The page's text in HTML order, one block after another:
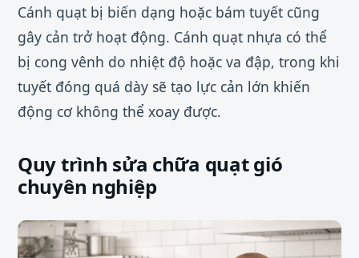
Cánh quạt bị biến dạng hoặc bám tuyết cũng
gây cản trở hoạt động. Cánh quạt nhựa có thể
bị cong vênh do nhiệt độ hoặc va đập, trong khi
tuyết đóng quá dày sẽ tạo lực cản lớn khiến
động cơ không thể xoay được.
Quy trình sửa chữa quạt gió
chuyên nghiệp